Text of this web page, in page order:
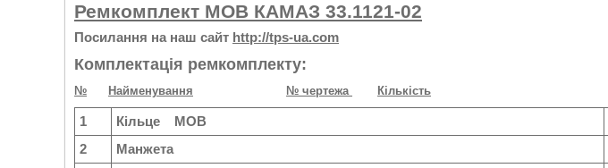
Ремкомплект МОВ КАМАЗ 33.1121-02
Посилання на наш сайт http://tps-ua.com
Комплектація ремкомплекту:
№ Найменування № чертежа Кількість
1 Кільце МОВ
2
Манжета